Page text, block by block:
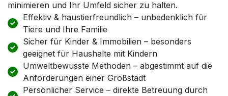
minimieren und Ihr Umfeld sicher zu halten.
Effektiv & haustierfreundlich – unbedenklich für
Tiere und Ihre Familie
Sicher für Kinder & Immobilien – besonders
geeignet für Haushalte mit Kindern
Umweltbewusste Methoden – abgestimmt auf die
Anforderungen einer Großstadt
Persönlicher Service – direkte Betreuung durch